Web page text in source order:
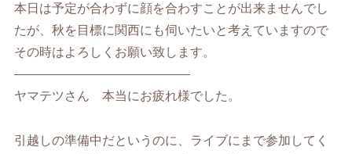
本日は予定が合わずに顔を合わすことが出来ませんでし
たが、秋を目標に関西にも伺いたいと考えていますので
その時はよろしくお願い致します。
——————————————
ヤマテツさん 本当にお疲れ様でした。
引越しの準備中だというのに、ライブにまで参加してく